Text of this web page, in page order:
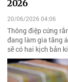
2026
20/06/2026 04:06
Thông điệp cứng
đang làm gia tăng
sẽ có hai kịch bản